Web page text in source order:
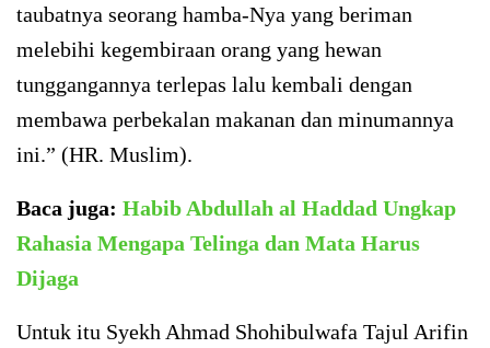
taubatnya seorang hamba-Nya yang beriman
melebihi kegembiraan orang yang hewan
tunggangannya terlepas lalu kembali dengan
membawa perbekalan makanan dan minumannya
ini.” (HR. Muslim).
Baca juga: Habib Abdullah al Haddad Ungkap
Rahasia Mengapa Telinga dan Mata Harus
Dijaga
Untuk itu Syekh Ahmad Shohibulwafa Tajul Arifin